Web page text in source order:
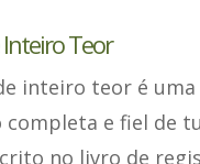
Teor
inteiro teor é uma
completa e fiel de
no livro de